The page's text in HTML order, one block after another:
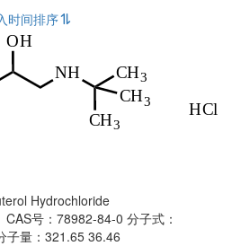
时间排序
Hydrochloride
CAS号：78982-84-0 分子式：
子量：321.65 36.46